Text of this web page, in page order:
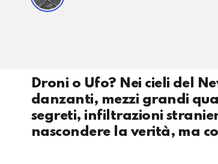
Droni o Ufo? Nei cieli del
danzanti, mezzi grandi
segreti, infiltrazioni
nascondere la verità, ma